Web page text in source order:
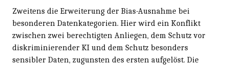
Zweitens die Erweiterung der Bias-Ausnahme bei
besonderen Datenkategorien. Hier wird ein Konflikt
zwischen zwei berechtigten Anliegen, dem Schutz vor
diskriminierender KI und dem Schutz besonders
sensibler Daten, zugunsten des ersten aufgelöst. Die